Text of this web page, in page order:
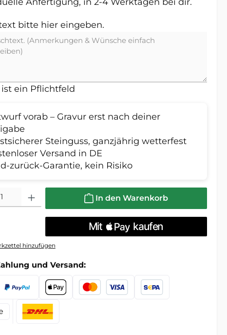
bitte hier eingeben.
ist ein Pflichtfeld
vorab – Gravur erst nach deiner
Steinguss, ganzjährig wetterfest
Versand in DE
zurück-Garantie, kein Risiko
Gib den gewünschten Wert ein oder benutze die
In den Warenkorb
hinzufügen
und Versand: